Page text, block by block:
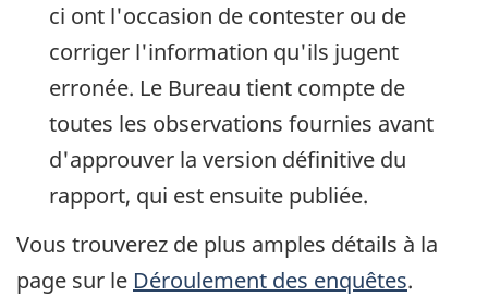
ci ont l'occasion de contester ou de
corriger l'information qu'ils jugent
erronée. Le Bureau tient compte de
toutes les observations fournies avant
d'approuver la version définitive du
rapport, qui est ensuite publiée.
Vous trouverez de plus amples détails à la
page sur le Déroulement des enquêtes.